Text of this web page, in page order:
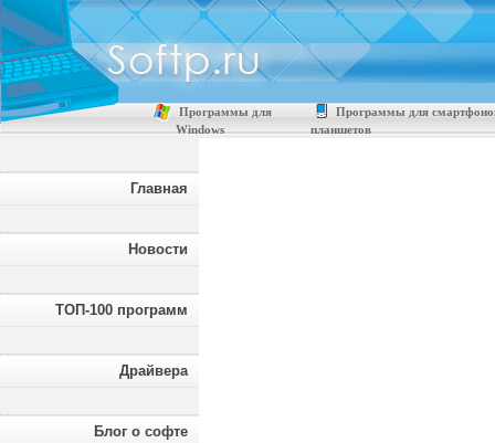
Программы для
Windows
Программы для
планшетов
Главная
Новости
ТОП-100 программ
Драйвера
Блог о софте